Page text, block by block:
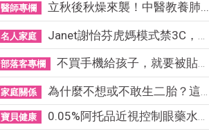
醫師專欄 立秋後秋燥來襲！中醫教養肺...
名人家庭 Janet謝怡芬虎媽模式禁3C，看...
部落客專欄 不買手機給孩子，就要被貼「...
家庭關係 為什麼不想或不敢生二胎？這8...
寶貝健康 0.05%阿托品近視控制眼藥水納...